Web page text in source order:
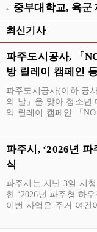
중부대학교, 육군
최신기사
파주도시공사, 「
방 릴레이 캠페인
파주도시공사(이하 공
의 날」을 맞아 청소년
익 릴레이 캠페인 「
파주시, ‘2026년
식
파주시는 지난 3일 시
한 ‘2026년 파주형 하
이번 사업은 주거 여건